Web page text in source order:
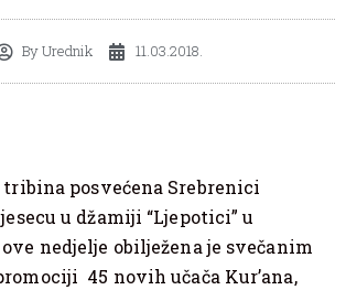
ByUrednik 11.03.2018.
posvećena Srebrenici
u džamiji “Ljepotici” u
nedjelje obilježena je svečanim
45 novih učača Kur’ana,